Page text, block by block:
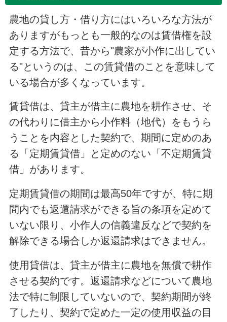
農地の貸し方・借り方にはいろいろな方法が
ありますがもっとも一般的なのは賃借権を設
定する方法で、昔から"農家が小作に出してい
る"というのは、この賃貸借のことを意味して
いる場合が多くなっています。
賃貸借は、貸主が借主に農地を耕作させ、そ
の代わりに借主から小作料（地代）をもうら
うことを内容とした契約で、期間に定めのあ
る「定期賃貸借」と定めのない「不定期賃貸
借」があります。
定期賃貸借の期間は最高50年ですが、特に期
間内でも返還請求ができる旨の条項を定めて
いない限り、小作人の信義違反などで契約を
解除できる場合しか返還請求はできません。
使用貸借は、貸主が借主に農地を無償で耕作
させる契約です。返還請求などについて農地
法で特に制限していないので、契約期間が終
了したり、契約で定めた一定の使用収益の目